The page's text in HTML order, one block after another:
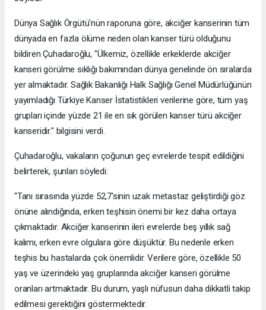
Dünya Sağlık Örgütü'nün raporuna göre, akciğer kanserinin tüm
dünyada en fazla ölüme neden olan kanser türü olduğunu
bildiren Çuhadaroğlu, "Ülkemiz, özellikle erkeklerde akciğer
kanseri görülme sıklığı bakımından dünya genelinde ön sıralarda
yer almaktadır. Sağlık Bakanlığı Halk Sağlığı Genel Müdürlüğünün
yayımladığı Türkiye Kanser İstatistikleri verilerine göre, tüm yaş
grupları içinde yüzde 21 ile en sık görülen kanser türü akciğer
kanseridir." bilgisini verdi.
Çuhadaroğlu, vakaların çoğunun geç evrelerde tespit edildiğini
belirterek, şunları söyledi:
"Tanı sırasında yüzde 52,7'sinin uzak metastaz geliştirdiği göz
önüne alındığında, erken teşhisin önemi bir kez daha ortaya
çıkmaktadır. Akciğer kanserinin ileri evrelerde beş yıllık sağ
kalımı, erken evre olgulara göre düşüktür. Bu nedenle erken
teşhis bu hastalarda çok önemlidir. Verilere göre, özellikle 50
yaş ve üzerindeki yaş gruplarında akciğer kanseri görülme
oranları artmaktadır. Bu durum, yaşlı nüfusun daha dikkatli takip
edilmesi gerektiğini göstermektedir.